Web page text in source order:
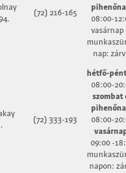
(72) 216-165
08:00-
vasárnap
nap:
(72) 333-193
hétfő-
08:00-
szombat
08:00-
09:00 -
napon: